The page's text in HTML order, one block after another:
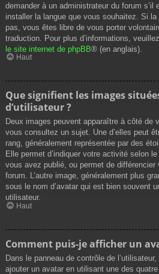
demander à un administrateur du forum s’il
installer la langue que vous souhaitez. Si la
pas, vous êtes libre de vous porter
traduction. Pour plus d’informations,
le site internet de phpBB® (en anglais).
Haut
Que signifient les images
d’utilisateur ?
Deux images peuvent apparaître à côté de
vous consultez un sujet. Une d’elles peut
rang, généralement représentée par des
Elle permet d’indiquer votre activité selon
vous avez publié, ou permet de
forum. L’autre image, généralement plus
sous le nom d’avatar qui est bien souvent
utilisateur.
Haut
Comment puis-je afficher un
Dans le panneau de contrôle de
ajouter un avatar en utilisant une des